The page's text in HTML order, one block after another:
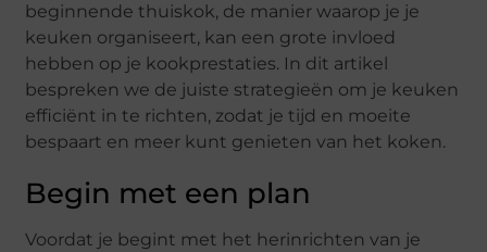
beginnende thuiskok, de manier waarop je je
keuken organiseert, kan een grote invloed
hebben op je kookprestaties. In dit artikel
bespreken we de juiste strategieën om je keuken
efficiënt in te richten, zodat je tijd en moeite
bespaart en meer kunt genieten van het koken.
Begin met een plan
Voordat je begint met het herinrichten van je